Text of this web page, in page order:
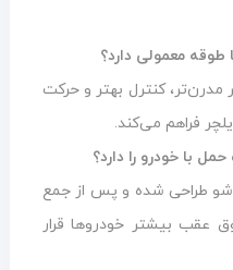
معمولی دارد؟
مدرن‌تر، کنترل بهتر و حرکت
فراهم می‌کند.
طراحی شده و پس از جمع
عقب بیشتر خودروها قرار